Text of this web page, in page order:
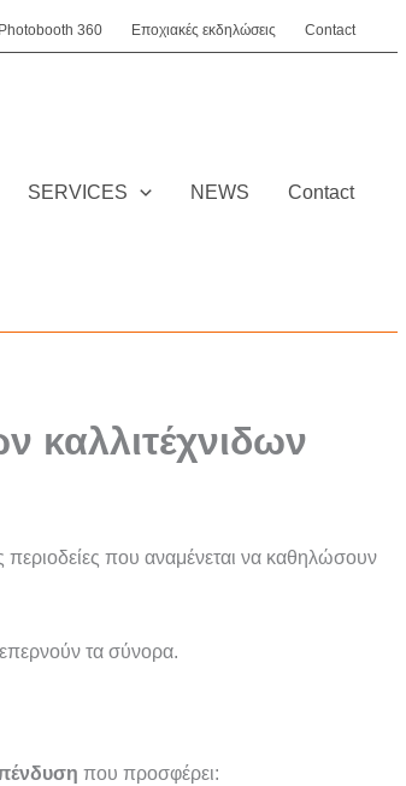
Photobooth 360 Εποχιακές εκδηλώσεις Contact
SERVICES NEWS Contact
καλλιτέχνιδων
που αναμένεται να καθηλώσουν
τα σύνορα.
που προσφέρει: